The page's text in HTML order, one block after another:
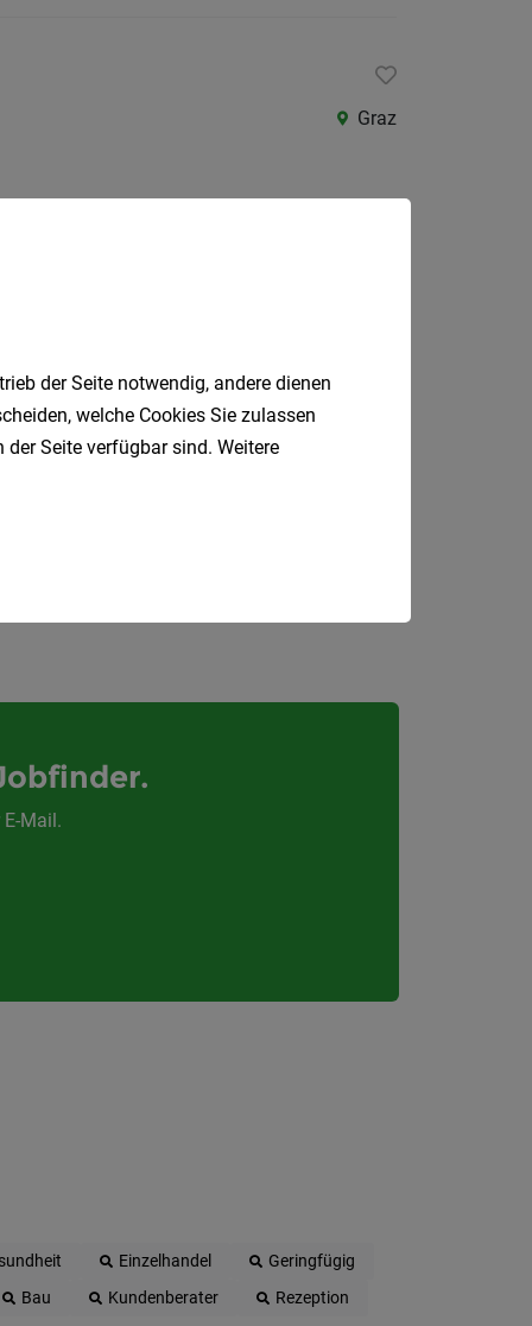
Graz
Mail.
Einzelhandel
Geringfügig
Bau Kundenberater
Rezeption
der Seite notwendig, andere dienen
welche Cookies Sie zulassen
Seite verfügbar sind. Weitere